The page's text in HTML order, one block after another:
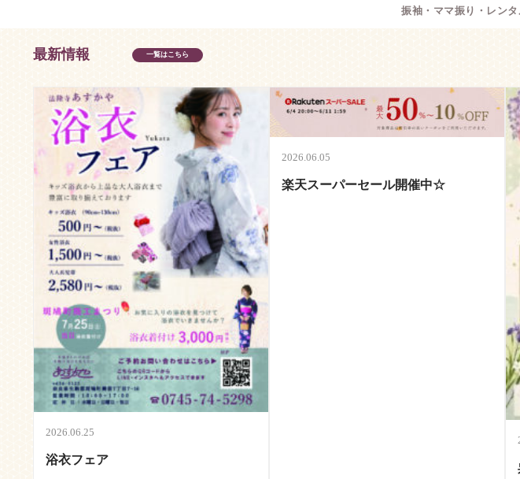
振袖・ママ振り・レン
最新情報 一覧はこちら
2026.06.25
浴衣フェア
2026.06.05
楽天スーパーセール開催中☆